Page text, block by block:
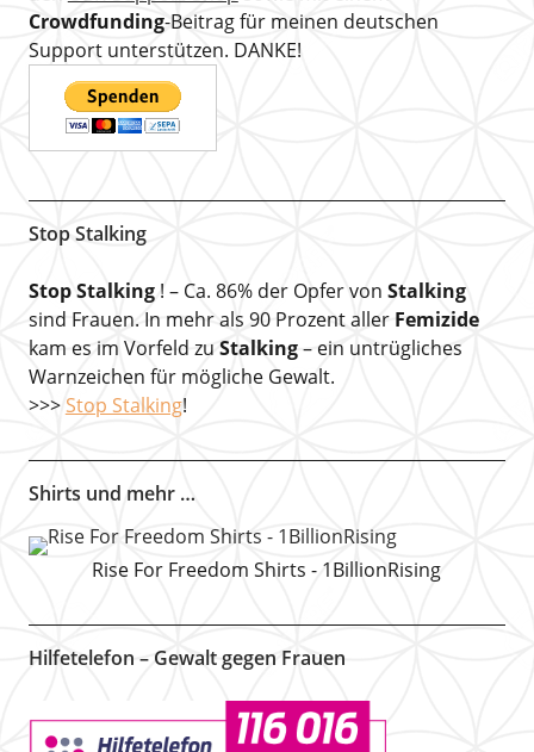
Crowdfunding-Beitrag für meinen deutschen
Support unterstützen. DANKE!
Stop Stalking
Stop Stalking! – Ca. 86% der Opfer von Stalking
sind Frauen. In mehr als 90 Prozent aller Femizide
kam es im Vorfeld zu Stalking– ein untrügliches
Warnzeichen für mögliche Gewalt.
>>> Stop Stalking!
Shirts und mehr …
Rise For Freedom Shirts - 1BillionRising
Hilfetelefon – Gewalt gegen Frauen